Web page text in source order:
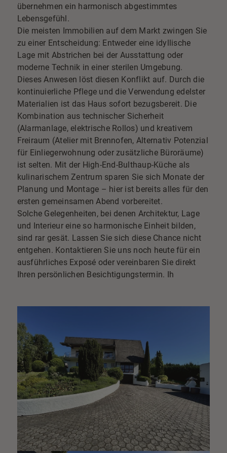
übernehmen ein harmonisch abgestimmtes
Lebensgefühl.
Die meisten Immobilien auf dem Markt zwingen Sie
zu einer Entscheidung: Entweder eine idyllische
Lage mit Abstrichen bei der Ausstattung oder
moderne Technik in einer sterilen Umgebung.
Dieses Anwesen löst diesen Konflikt auf. Durch die
kontinuierliche Pflege und die Verwendung edelster
Materialien ist das Haus sofort bezugsbereit. Die
Kombination aus technischer Sicherheit
(Alarmanlage, elektrische Rollos) und kreativem
Freiraum (Atelier mit Brennofen, Alternativ Potenzial
für Einliegerwohnung oder zusätzliche Büroräume)
ist selten. Mit der High-End-Bulthaup-Küche als
kulinarischem Zentrum sparen Sie sich Monate der
Planung und Montage – hier ist bereits alles für den
ersten gemeinsamen Abend vorbereitet.
Solche Gelegenheiten, bei denen Architektur, Lage
und Interieur eine so harmonische Einheit bilden,
sind rar gesät. Lassen Sie sich diese Chance nicht
entgehen. Kontaktieren Sie uns noch heute für ein
ausführliches Exposé oder vereinbaren Sie direkt
Ihren persönlichen Besichtigungstermin. Ih